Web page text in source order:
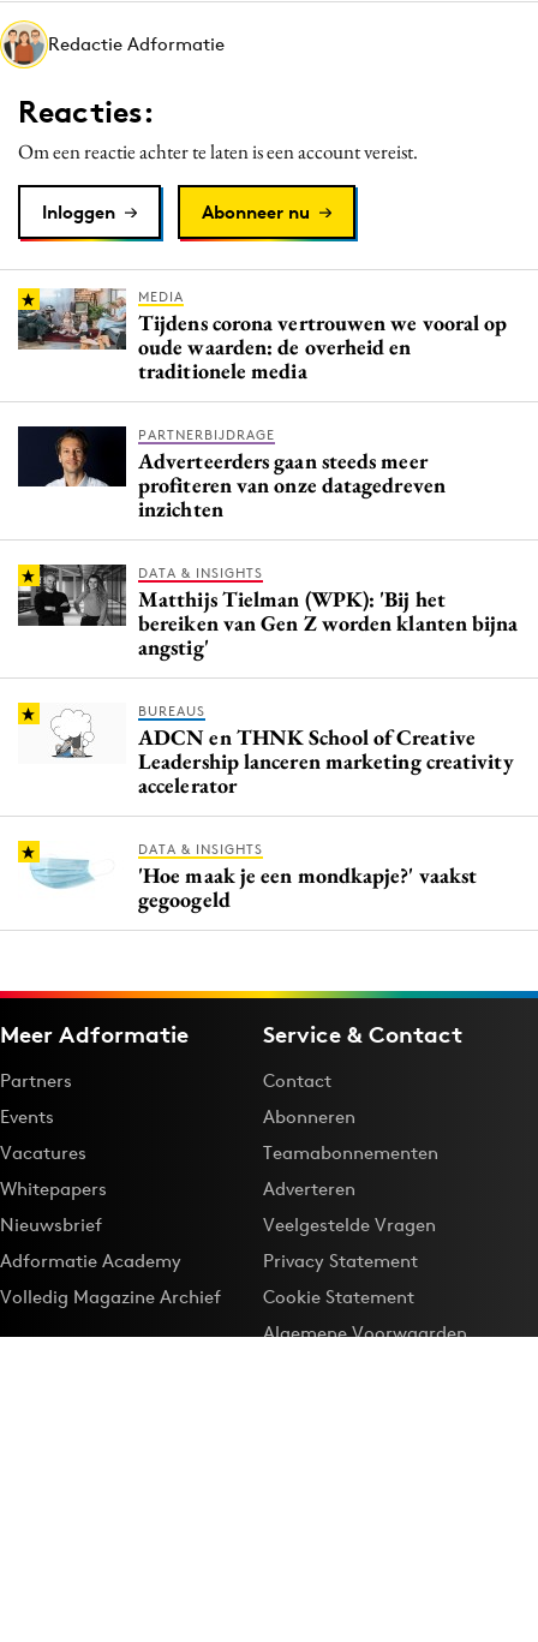
Martech
Media
PR
Programmatic
Reputatie & crisis
Redactie Adformatie
Reacties:
Om een reactie achter te laten is een account vereist.
Inloggen Abonneer nu
MEDIA
Tijdens corona vertrouwen we vooral op
oude waarden: de overheid en
traditionele media
PARTNERBIJDRAGE
Adverteerders gaan steeds meer
profiteren van onze datagedreven
inzichten
DATA & INSIGHTS
Matthijs Tielman (WPK): 'Bij het
bereiken van Gen Z worden klanten bijna
angstig'
BUREAUS
ADCN en THNK School of Creative
Leadership lanceren marketing creativity
accelerator
DATA & INSIGHTS
'Hoe maak je een mondkapje?' vaakst
gegoogeld
Meer Adformatie
Partners
Events
Vacatures
Whitepapers
Nieuwsbrief
Adformatie Academy
Volledig Magazine Archief
Service & Contact
Contact
Abonneren
Teamabonnementen
Adverteren
Veelgestelde Vragen
Privacy Statement
Cookie Statement
Algemene Voorwaarden